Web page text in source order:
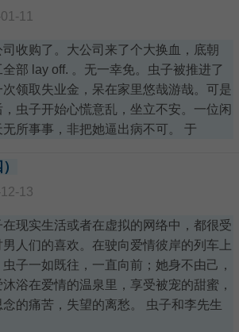
11
收购了。大公司来了个大换血，底朝
部 lay off. 。无一幸免。虫子被推进了
领取失业金，呆在家里悠哉游哉。可是
虫子开始心慌意乱，坐立不安。一位闲
所事事，非把她逼出病不可。 于
13
现实生活或者在虚拟的网络中，都很受
人们的喜欢。在驶向爱情彼岸的列车上
子一如既往，一直向前；她身不由己，
浴在爱情的温泉里，享受被宠的甜蜜，
的痛苦，失望的离愁。 虫子和李先生